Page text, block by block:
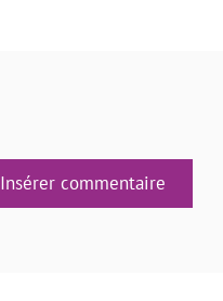
Insérer commentaire